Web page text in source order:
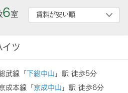
6室
イツ
武線「 下総中山 」駅 徒歩5分
成本線「京成中山 」駅 徒歩6分